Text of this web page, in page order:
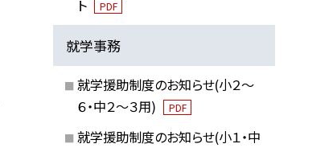
ト
PDF
就学事務
就学援助制度のお知らせ(小２～
６・中２～３用)
PDF
就学援助制度のお知らせ(小１・中